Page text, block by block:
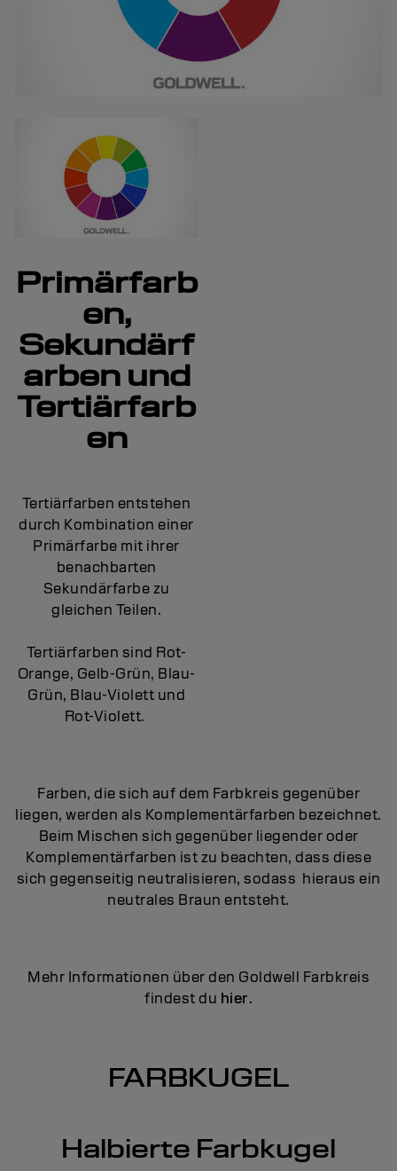
Primärfarb
en,
Sekundärf
arben und
Tertiärfarb
en
Tertiärfarben entstehen
durch Kombination einer
Primärfarbe mit ihrer
benachbarten
Sekundärfarbe zu
gleichen Teilen.
Tertiärfarben sind Rot-
Orange, Gelb-Grün, Blau-
Grün, Blau-Violett und
Rot-Violett.
Farben, die sich auf dem Farbkreis gegenüber
liegen, werden als Komplementärfarben bezeichnet.
Beim Mischen sich gegenüber liegender oder
Komplementärfarben ist zu beachten, dass diese
sich gegenseitig neutralisieren, sodass hieraus ein
neutrales Braun entsteht.
Mehr Informationen über den Goldwell Farbkreis
findest du hier.
FARBKUGEL
Halbierte Farbkugel